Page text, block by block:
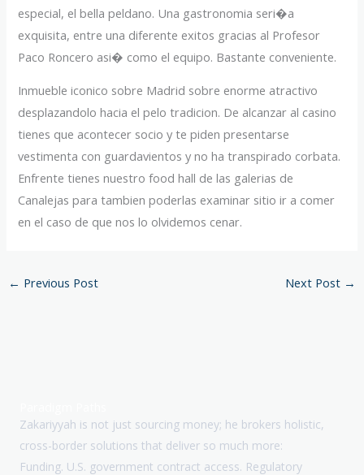
especial, el bella peldano. Una gastronomia seri�a
exquisita, entre una diferente exitos gracias al Profesor
Paco Roncero asi� como el equipo. Bastante conveniente.
Inmueble iconico sobre Madrid sobre enorme atractivo
desplazandolo hacia el pelo tradicion. De alcanzar al casino
tienes que acontecer socio y te piden presentarse
vestimenta con guardavientos y no ha transpirado corbata.
Enfrente tienes nuestro food hall de las galerias de
Canalejas para tambien poderlas examinar sitio ir a comer
en el caso de que nos lo olvidemos cenar.
← Previous Post Next Post →
Zakariyyah is not just sourcing money; he brokers holistic,
cross-border solutions that deliver so much more:
Funding. U.S. government contract access. Regulatory